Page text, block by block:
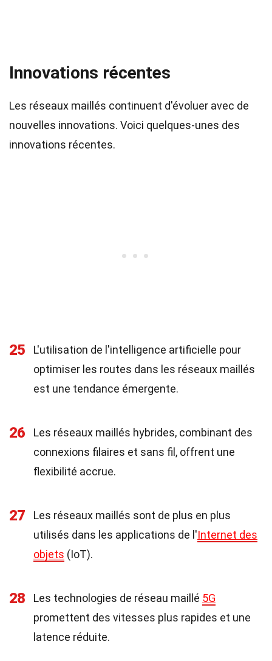
Innovations récentes
Les réseaux maillés continuent d'évoluer avec de
nouvelles innovations. Voici quelques-unes des
innovations récentes.
25
L'utilisation de l'intelligence artificielle pour
optimiser les routes dans les réseaux maillés
est une tendance émergente.
26
Les réseaux maillés hybrides, combinant des
connexions filaires et sans fil, offrent une
flexibilité accrue.
27
Les réseaux maillés sont de plus en plus
utilisés dans les applications de l'Internet des
objets (IoT).
28 Les technologies de réseau maillé 5G
promettent des vitesses plus rapides et une
latence réduite.